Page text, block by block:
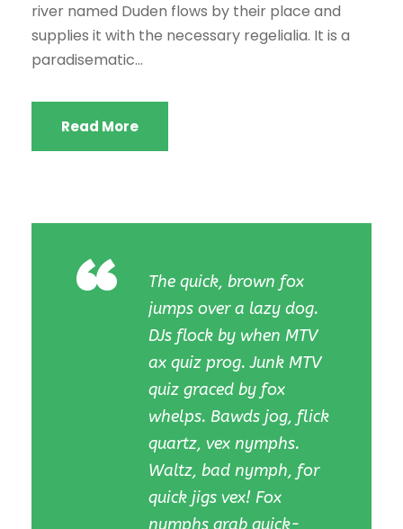
river named Duden flows by their place and
supplies it with the necessary regelialia. It is a
paradisematic...
Read More
“
The quick, brown fox
jumps over a lazy dog.
DJs flock by when MTV
ax quiz prog. Junk MTV
quiz graced by fox
whelps. Bawds jog, flick
quartz, vex nymphs.
Waltz, bad nymph, for
quick jigs vex! Fox
nymphs grab quick-